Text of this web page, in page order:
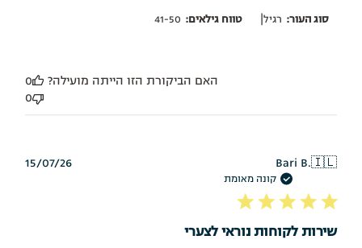
סוג העור: רגיל| טווח גילאים: 41-50
האם הביקורת הזו הייתה מועילה?
0
0
🇮🇱
Bari B.
קונה מאומת
שירות לקוחות נוראי לצערי
תאריך
15/07/26